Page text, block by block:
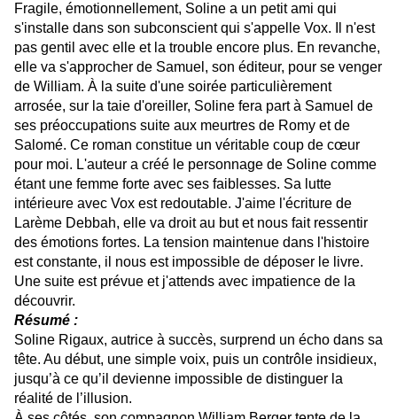
Fragile, émotionnellement, Soline a un petit ami qui
s'installe dans son subconscient qui s'appelle Vox. Il n'est
pas gentil avec elle et la trouble encore plus. En revanche,
elle va s'approcher de Samuel, son éditeur, pour se venger
de William. À la suite d'une soirée particulièrement
arrosée, sur la taie d'oreiller, Soline fera part à Samuel de
ses préoccupations suite aux meurtres de Romy et de
Salomé. Ce roman constitue un véritable coup de cœur
pour moi. L'auteur a créé le personnage de Soline comme
étant une femme forte avec ses faiblesses. Sa lutte
intérieure avec Vox est redoutable. J'aime l'écriture de
Larème Debbah, elle va droit au but et nous fait ressentir
des émotions fortes. La tension maintenue dans l'histoire
est constante, il nous est impossible de déposer le livre.
Une suite est prévue et j'attends avec impatience de la
découvrir.
Résumé :
Soline Rigaux, autrice à succès, surprend un écho dans sa
tête. Au début, une simple voix, puis un contrôle insidieux,
jusqu’à ce qu’il devienne impossible de distinguer la
réalité de l’illusion.